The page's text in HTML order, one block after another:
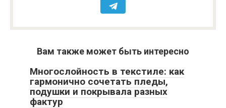
Вам также может быть интересно
Многослойность в текстиле: как
гармонично сочетать пледы,
подушки и покрывала разных
фактур